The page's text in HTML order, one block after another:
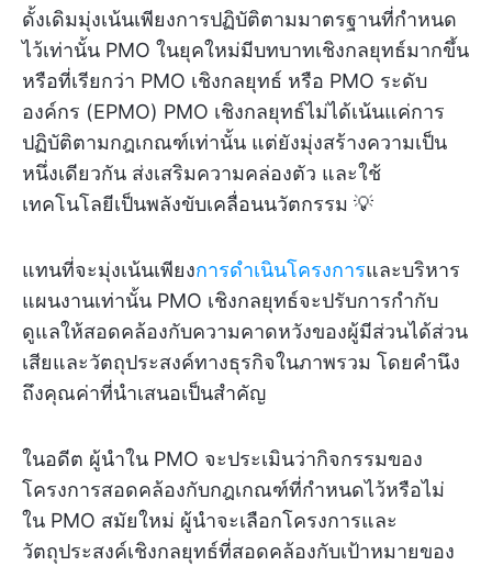
ดั้งเดิมมุ่งเน้นเพียงการปฏิบัติตามมาตรฐานที่กำหนด
ไว้เท่านั้น PMO ในยุคใหม่มีบทบาทเชิงกลยุทธ์มากขึ้น
หรือที่เรียกว่า PMO เชิงกลยุทธ์ หรือ PMO ระดับ
องค์กร (EPMO) PMO เชิงกลยุทธ์ไม่ได้เน้นแค่การ
ปฏิบัติตามกฎเกณฑ์เท่านั้น แต่ยังมุ่งสร้างความเป็น
หนึ่งเดียวกัน ส่งเสริมความคล่องตัว และใช้
เทคโนโลยีเป็นพลังขับเคลื่อนนวัตกรรม 💡
แทนที่จะมุ่งเน้นเพียงการดำเนินโครงการและบริหาร
แผนงานเท่านั้น PMO เชิงกลยุทธ์จะปรับการกำกับ
ดูแลให้สอดคล้องกับความคาดหวังของผู้มีส่วนได้ส่วน
เสียและวัตถุประสงค์ทางธุรกิจในภาพรวม โดยคำนึง
ถึงคุณค่าที่นำเสนอเป็นสำคัญ
ในอดีต ผู้นำใน PMO จะประเมินว่ากิจกรรมของ
โครงการสอดคล้องกับกฎเกณฑ์ที่กำหนดไว้หรือไม่
ใน PMO สมัยใหม่ ผู้นำจะเลือกโครงการและ
วัตถุประสงค์เชิงกลยุทธ์ที่สอดคล้องกับเป้าหมายของ